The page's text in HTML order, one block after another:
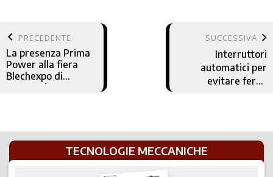
keyboard_arrow_left PRECEDENTE
La presenza Prima
Power alla fiera
Blechexpo di
Stoccarda
SUCCESSIVA keyboard_arrow_right
Interruttori
automatici per
evitare fermi
TECNOLOGIE MECCANICHE